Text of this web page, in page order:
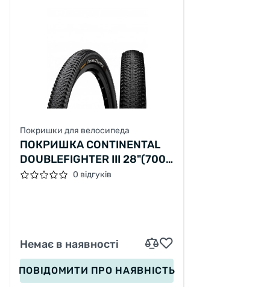
Покришки для велосипеда
ПОКРИШКА CONTINENTAL
DOUBLEFIGHTER III 28"(700
X 35C) ЧОРНА, НЕ СКЛАДНА
0 відгуків
Немає в наявності
ПОВІДОМИТИ ПРО НАЯВНІСТЬ